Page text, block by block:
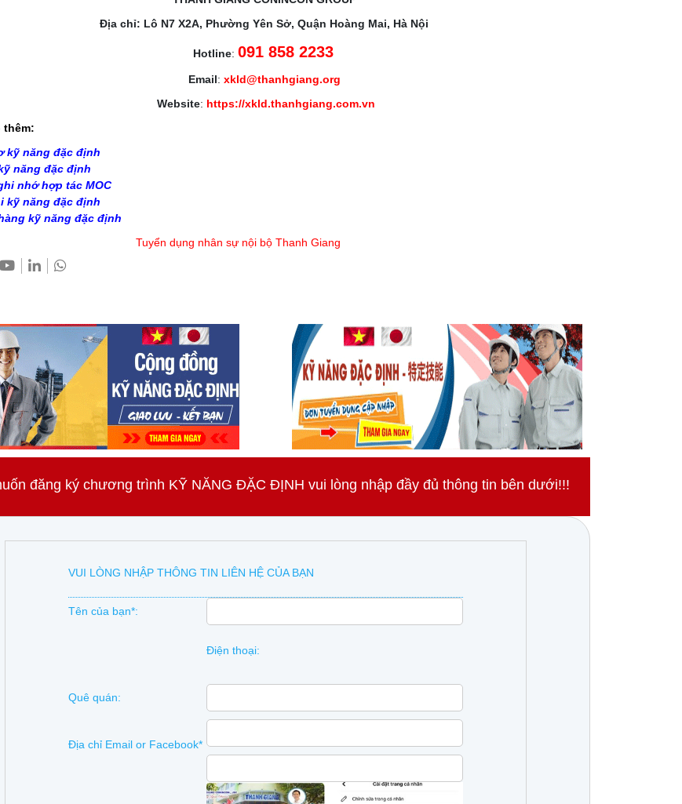
Địa chỉ: Lô N7 X2A, Phường Yên Sở, Quận Hoàng Mai, Hà Nội
Hotline:091 858 2233
Email: xkld@thanhgiang.org
Website: https://xkld.thanhgiang.com.vn
thêm:
kỹ năng đặc định
năng đặc định
nhớ hợp tác MOC
kỹ năng đặc định
kỹ năng đặc định
Tuyển dụng nhân sự nội bộ Thanh Giang
đăng ký chương trình KỸ NĂNG ĐẶC ĐỊNH vui lòng nhập đầy đủ thông tin bên dưới!!!
VUI LÒNG NHẬP THÔNG TIN LIÊN HỆ CỦA BẠN
Tên của bạn*:
Điện thoại:
Quê quán:
Địa chỉ Email or Facebook*